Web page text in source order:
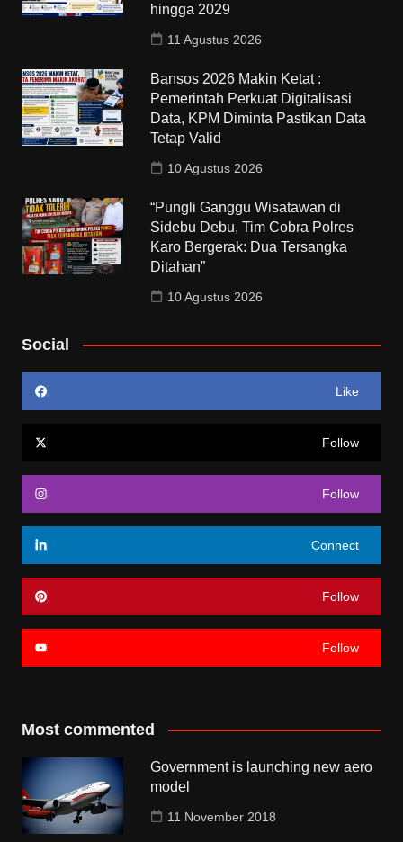
hingga 2029
11 Agustus 2026
Bansos 2026 Makin Ketat :
Pemerintah Perkuat Digitalisasi
Data, KPM Diminta Pastikan Data
Tetap Valid
10 Agustus 2026
“Pungli Ganggu Wisatawan di
Sidebu Debu, Tim Cobra Polres
Karo Bergerak: Dua Tersangka
Ditahan”
10 Agustus 2026
Social
Like
Follow
Follow
Connect
Follow
Follow
Most commented
Government is launching new aero
model
11 November 2018